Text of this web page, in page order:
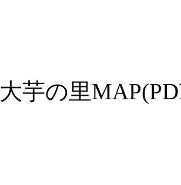
大芋の里